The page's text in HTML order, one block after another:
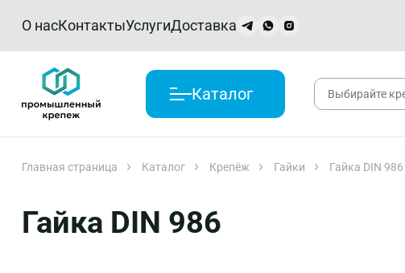
О насКонтактыУслугиДоставка
Каталог
Главная страница Каталог Крепёж Гайки Гайка DIN 986
Гайка DIN 986